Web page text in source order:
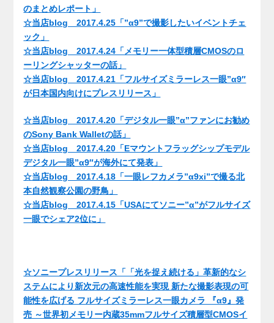
のまとめレポート」
☆当店blog 2017.4.25「”α9”で撮影したいイベントチェ
ック」
☆当店blog 2017.4.24「メモリー一体型積層CMOSのロ
ーリングシャッターの話」
☆当店blog 2017.4.21「フルサイズミラーレス一眼”α9″
が日本国内向けにプレスリリース」
☆当店blog 2017.4.20「デジタル一眼”α”ファンにお勧め
のSony Bank Walletの話」
☆当店blog 2017.4.20「Eマウントフラッグシップモデル
デジタル一眼”α9″が海外にて発表」
☆当店blog 2017.4.18「一眼レフカメラ”α9xi”で撮る北
本自然観察公園の野鳥」
☆当店blog 2017.4.15「USAにてソニー”α”がフルサイズ
一眼でシェア2位に」
☆ソニープレスリリース「「光を捉え続ける」革新的なシ
ステムにより新次元の高速性能を実現 新たな撮影表現の可
能性を広げる フルサイズミラーレス一眼カメラ 『α9』発
売 ～世界初メモリー内蔵35mmフルサイズ積層型CMOSイ